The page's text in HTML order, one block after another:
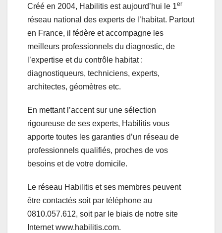
Créé en 2004, Habilitis est aujourd’hui le 1er
réseau national des experts de l’habitat. Partout
en France, il fédère et accompagne les
meilleurs professionnels du diagnostic, de
l’expertise et du contrôle habitat :
diagnostiqueurs, techniciens, experts,
architectes, géomètres etc.
En mettant l’accent sur une sélection
rigoureuse de ses experts, Habilitis vous
apporte toutes les garanties d’un réseau de
professionnels qualifiés, proches de vos
besoins et de votre domicile.
Le réseau Habilitis et ses membres peuvent
être contactés soit par téléphone au
0810.057.612, soit par le biais de notre site
Internetwww.habilitis.com.